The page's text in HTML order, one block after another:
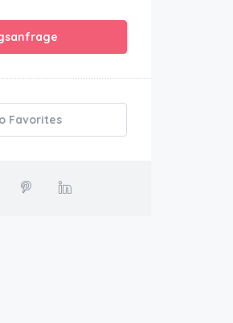
Favorites